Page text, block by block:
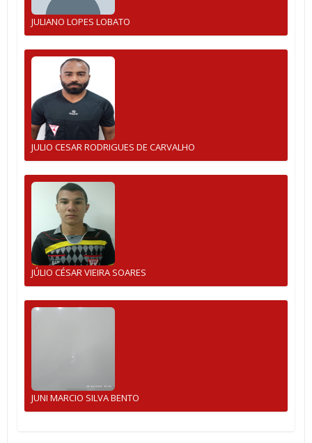
JULIANO LOPES LOBATO
JULIO CESAR RODRIGUES DE CARVALHO
JÚLIO CÉSAR VIEIRA SOARES
JUNI MARCIO SILVA BENTO